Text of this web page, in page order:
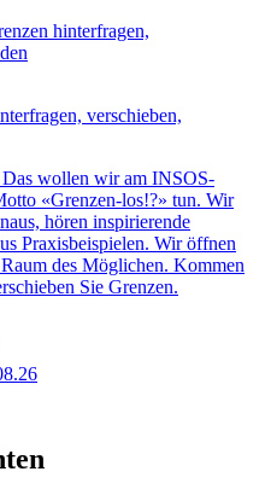
verschieben,
wollen wir am INSOS-
«Grenzen-los!?» tun. Wir
hören inspirierende
Praxisbeispielen. Wir öffnen
des Möglichen. Kommen
Sie Grenzen.